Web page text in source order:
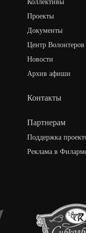
Коллективы
Проекты
Документы
Центр Волонтеров
Новости
Архив афиши
Контакты
Партнерам
Поддержка
Реклама в